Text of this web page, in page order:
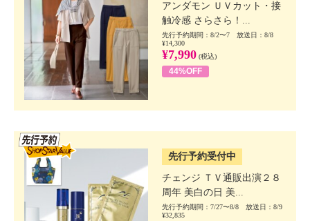
アンダモン ＵＶカット・接
触冷感 さらさら！...
先行予約期間：8/2〜7 放送日：8/8
¥14,300
¥7,990 (税込)
44%OFF
先行予約受付中
チェンジ ＴＶ通販出演２８
周年 美白の日 美...
先行予約期間：7/27〜8/8 放送日：8/9
¥32,835